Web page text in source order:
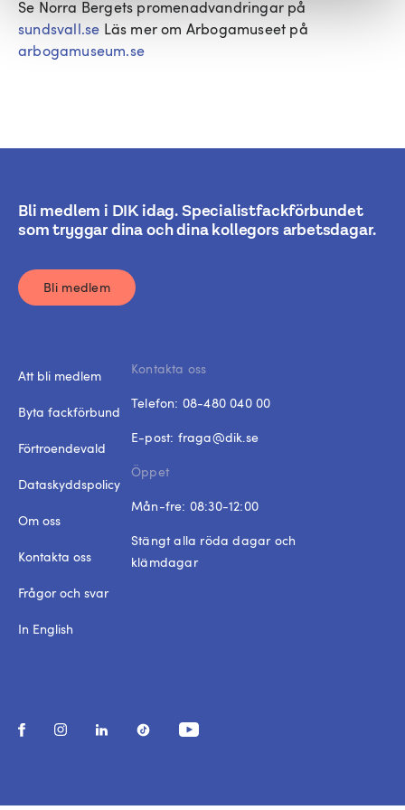
Se Norra Bergets promenadvandringar på
sundsvall.se Läs mer om Arbogamuseet på
arbogamuseum.se
Bli medlem i DIK idag. Specialistfackförbundet
som tryggar dina och dina kollegors arbetsdagar.
Bli medlem
Att bli medlem
Byta fackförbund
Förtroendevald
Dataskyddspolicy
Om oss
Kontakta oss
Frågor och svar
In English
Kontakta oss
Telefon: 08-480 040 00
E-post: fraga@dik.se
Öppet
Mån-fre: 08:30-12:00
Stängt alla röda dagar och
klämdagar